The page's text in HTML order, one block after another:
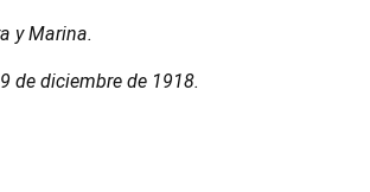
y Marina.
de diciembre de 1918.